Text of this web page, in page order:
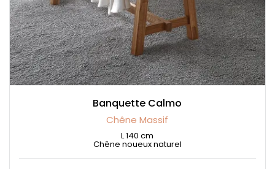
Banquette Calmo
Chêne Massif
L 140 cm
Chêne noueux naturel